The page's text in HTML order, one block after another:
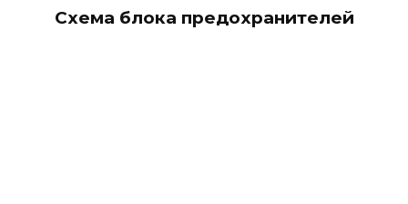
Схема блока предохранителей